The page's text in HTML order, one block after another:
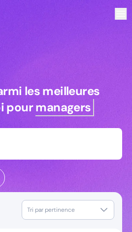
les meilleures
les meilleures
pourmanagers
Tri par pertinence